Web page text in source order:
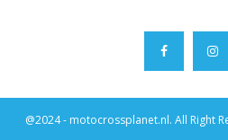
@2024 - motocrossplanet.nl. All Right